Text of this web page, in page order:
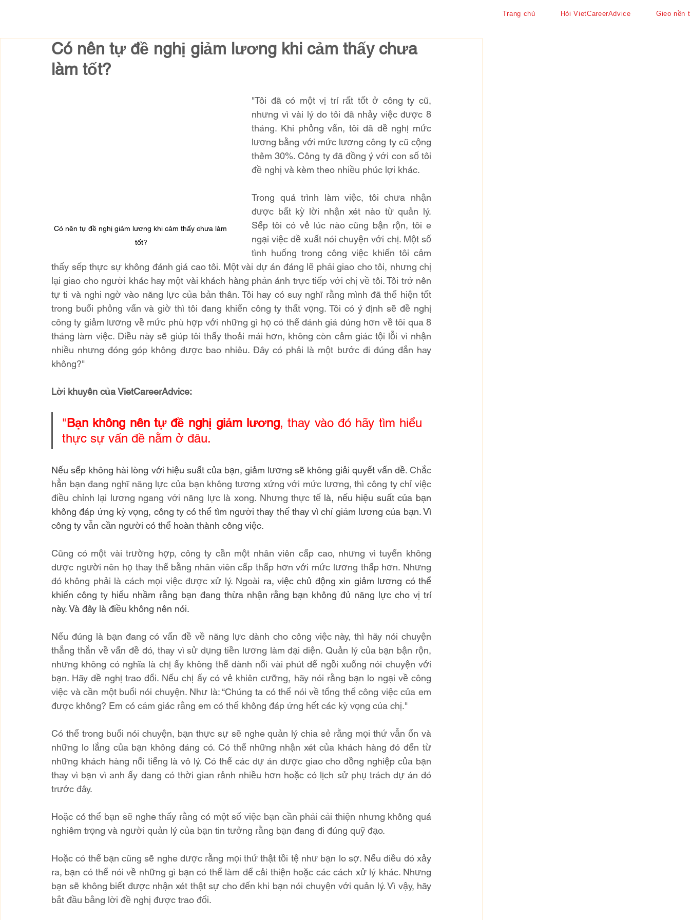
Trang chủ Hỏi VietCareerAdvice Gieo nền
Có nên tự đề nghị giảm lương khi cảm thấy chưa
làm tốt?
Có nên tự đề nghị giảm lương khi cảm thấy chưa làm
tốt?
"Tôi đã có một vị trí rất tốt ở công ty cũ,
nhưng vì vài lý do tôi đã nhảy việc được 8
tháng. Khi phỏng vấn, tôi đã đề nghị mức
lương bằng với mức lương công ty cũ cộng
thêm 30%. Công ty đã đồng ý với con số tôi
đề nghị và kèm theo nhiều phúc lợi khác.
Trong quá trình làm việc, tôi chưa nhận
được bất kỳ lời nhận xét nào từ quản lý.
Sếp tôi có vẻ lúc nào cũng bận rộn, tôi e
ngại việc đề xuất nói chuyện với chị. Một số
tình huống trong công việc khiến tôi cảm
thấy sếp thực sự không đánh giá cao tôi. Một vài dự án đáng lẽ phải giao cho tôi, nhưng chị
lại giao cho người khác hay một vài khách hàng phản ánh trực tiếp với chị về tôi. Tôi trở nên
tự ti và nghi ngờ vào năng lực của bản thân. Tôi hay có suy nghĩ rằng mình đã thể hiện tốt
trong buổi phỏng vấn và giờ thì tôi đang khiến công ty thất vọng. Tôi có ý định sẽ đề nghị
công ty giảm lương về mức phù hợp với những gì họ có thể đánh giá đúng hơn về tôi qua 8
tháng làm việc. Điều này sẽ giúp tôi thấy thoải mái hơn, không còn cảm giác tội lỗi vì nhận
nhiều nhưng đóng góp không được bao nhiêu. Đây có phải là một bước đi đúng đắn hay
không?"
Lời khuyên của VietCareerAdvice:
" Bạn không nên tự đề nghị giảm lương, thay vào đó hãy tìm hiểu
thực sự vấn đề nằm ở đâu.
Nếu sếp không hài lòng với hiệu suất của bạn, giảm lương sẽ không giải quyết vấn đề. Chắc
hẳn bạn đang nghĩ năng lực của bạn không tương xứng với mức lương, thì công ty chỉ việc
điều chỉnh lại lương ngang với năng lực là xong. Nhưng thực tế là, nếu hiệu suất của bạn
không đáp ứng kỳ vọng, công ty có thể tìm người thay thế thay vì chỉ giảm lương của bạn. Vì
công ty vẫn cần người có thể hoàn thành công việc.
Cũng có một vài trường hợp, công ty cần một nhân viên cấp cao, nhưng vì tuyển không
được người nên họ thay thế bằng nhân viên cấp thấp hơn với mức lương thấp hơn. Nhưng
đó không phải là cách mọi việc được xử lý. Ngoài ra, việc chủ động xin giảm lương có thể
khiến công ty hiểu nhầm rằng bạn đang thừa nhận rằng bạn không đủ năng lực cho vị trí
này. Và đây là điều không nên nói.
Nếu đúng là bạn đang có vấn đề về năng lực dành cho công việc này, thì hãy nói chuyện
thẳng thắn về vấn đề đó, thay vì sử dụng tiền lương làm đại diện. Quản lý của bạn bận rộn,
nhưng không có nghĩa là chị ấy không thể dành nổi vài phút để ngồi xuống nói chuyện với
bạn. Hãy đề nghị trao đổi. Nếu chị ấy có vẻ khiên cưỡng, hãy nói rằng bạn lo ngại về công
việc và cần một buổi nói chuyện. Như là: “Chúng ta có thể nói về tổng thể công việc của em
được không? Em có cảm giác rằng em có thể không đáp ứng hết các kỳ vọng của chị."
Có thể trong buổi nói chuyện, bạn thực sự sẽ nghe quản lý chia sẻ rằng mọi thứ vẫn ổn và
những lo lắng của bạn không đáng có. Có thể những nhận xét của khách hàng đó đến từ
những khách hàng nổi tiếng là vô lý. Có thể các dự án được giao cho đồng nghiệp của bạn
thay vì bạn vì anh ấy đang có thời gian rảnh nhiều hơn hoặc có lịch sử phụ trách dự án đó
trước đây.
Hoặc có thể bạn sẽ nghe thấy rằng có một số việc bạn cần phải cải thiện nhưng không quá
nghiêm trọng và người quản lý của bạn tin tưởng rằng bạn đang đi đúng quỹ đạo.
Hoặc có thể bạn cũng sẽ nghe được rằng mọi thứ thật tồi tệ như bạn lo sợ. Nếu điều đó xảy
ra, bạn có thể nói về những gì bạn có thể làm để cải thiện hoặc các cách xử lý khác. Nhưng
bạn sẽ không biết được nhận xét thật sự cho đến khi bạn nói chuyện với quản lý. Vì vậy, hãy
bắt đầu bằng lời đề nghị được trao đổi.